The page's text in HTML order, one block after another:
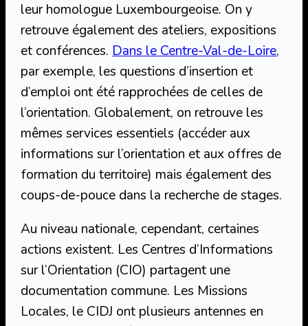
leur homologue Luxembourgeoise. On y
retrouve également des ateliers, expositions
et conférences. Dans le Centre-Val-de-Loire,
par exemple, les questions d’insertion et
d’emploi ont été rapprochées de celles de
l’orientation. Globalement, on retrouve les
mêmes services essentiels (accéder aux
informations sur l’orientation et aux offres de
formation du territoire) mais également des
coups-de-pouce dans la recherche de stages.
Au niveau nationale, cependant, certaines
actions existent. Les Centres d’Informations
sur l’Orientation (CIO) partagent une
documentation commune. Les Missions
Locales, le CIDJ ont plusieurs antennes en